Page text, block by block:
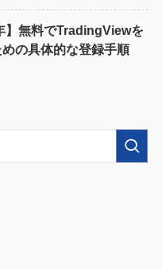
】無料でTradingViewを
の具体的な登録手順